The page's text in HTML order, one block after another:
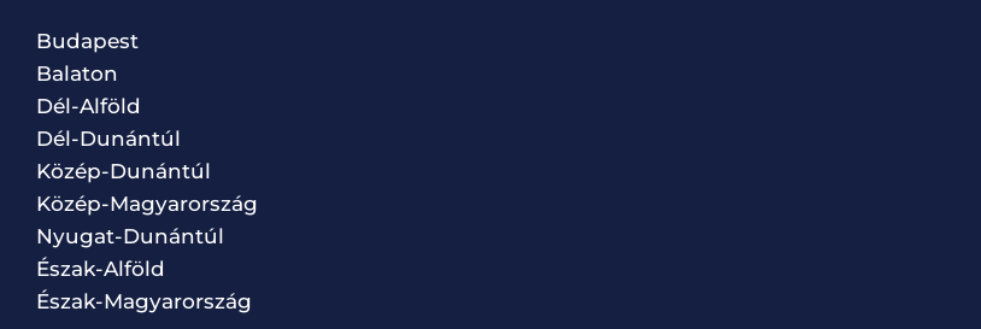
Budapest
Balaton
Dél-Alföld
Dél-Dunántúl
Közép-Dunántúl
Közép-Magyarország
Nyugat-Dunántúl
Észak-Alföld
Észak-Magyarország